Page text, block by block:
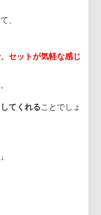
、
セットが気軽な感じ
てくれることでしょ